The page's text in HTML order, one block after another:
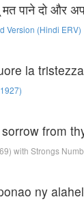
पाने दो और
Version (Hindi ERV)
la
from
with Strongs
ny